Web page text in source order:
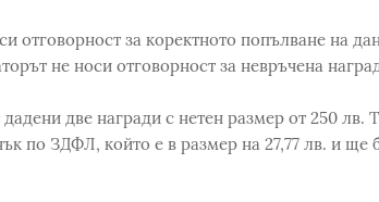
отговорност за коректното попълване на
не носи отговорност за невръчена
две награди с нетен размер от 250 лв.
по ЗДФЛ, който е в размер на 27,77 лв. и ще